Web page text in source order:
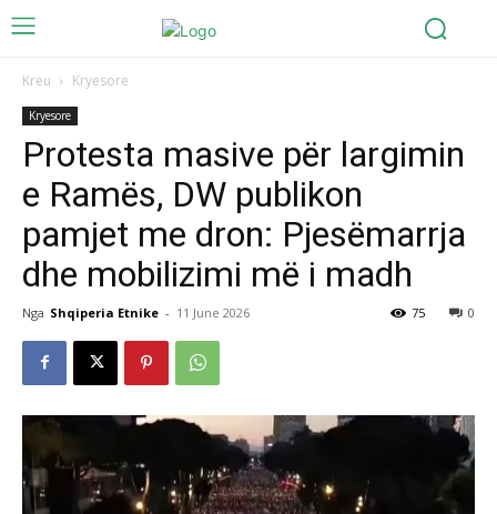
Kreu Kryesore
Kryesore
Protesta masive për largimin
e Ramës, DW publikon
pamjet me dron: Pjesëmarrja
dhe mobilizimi më i madh
Nga Shqiperia Etnike - 11 June 2026 0
75